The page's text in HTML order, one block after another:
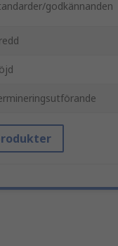
godkännanden